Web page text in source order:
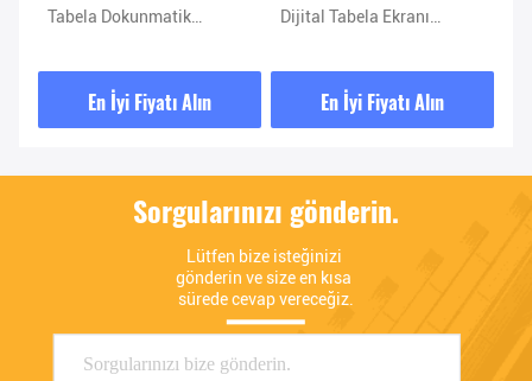
Tabela Dokunmatik
Kontrolü
En İyi Fiyatı Alın
Dijital Tabela Ekranı
En İyi Fiyatı Alın
Sorgularınızı gönderin.
Lütfen bize isteğinizi
gönderin ve size en kısa
sürede cevap vereceğiz.